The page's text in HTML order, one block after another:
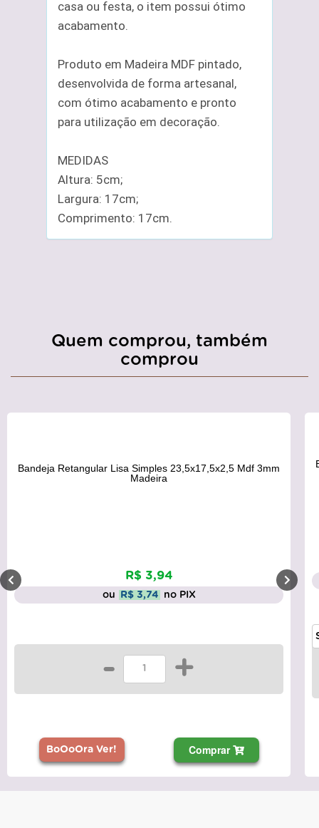
casa ou festa, o item possui ótimo
acabamento.
Produto em Madeira MDF pintado,
desenvolvida de forma artesanal,
com ótimo acabamento e pronto
para utilização em decoração.
MEDIDAS
Altura: 5cm;
Largura: 17cm;
Comprimento: 17cm.
Quem comprou, também
comprou
Mdf 3mm
Bandeja Retangular Lisa Simples com Alça
6mm Madeira
no PIX
-
BoOoOra Ver!